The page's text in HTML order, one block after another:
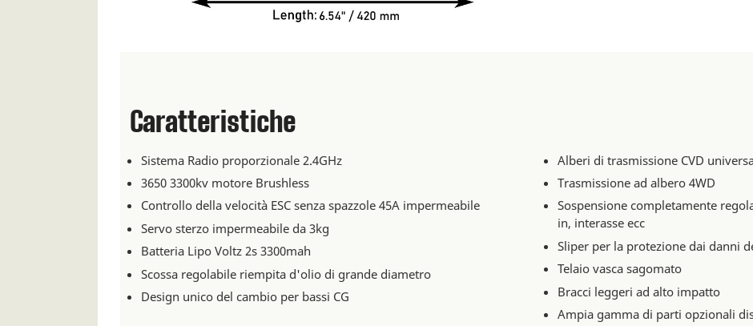
Caratteristiche
Sistema Radio proporzionale 2.4GHz
3650 3300kv motore Brushless
Controllo della velocità ESC senza spazzole 45A impermeabile
Servo sterzo impermeabile da 3kg
Batteria Lipo Voltz 2s 3300mah
Scossa regolabile riempita d'olio di grande diametro
Design unico del cambio per bassi CG
Alberi di trasmissione CVD
Trasmissione ad albero 4WD
Sospensione completamente
in, interasse ecc
Sliper per la protezione dai danni
Telaio vasca sagomato
Bracci leggeri ad alto impatto
Ampia gamma di parti opzionali